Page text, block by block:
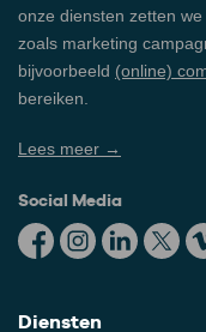
onze diensten zetten
zoals marketing
bijvoorbeeld (online)
bereiken.
Lees meer →
Social Media
Diensten